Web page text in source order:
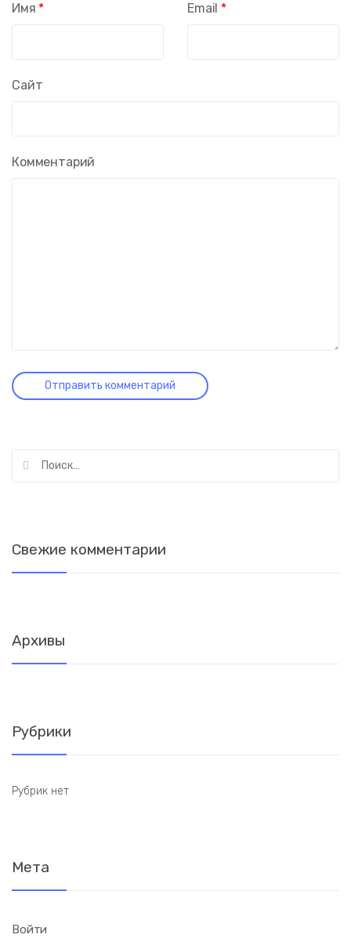
Комментарий
Имя * Email *
Сайт
Свежие комментарии
Архивы
Рубрики
Рубрик нет
Мета
Войти